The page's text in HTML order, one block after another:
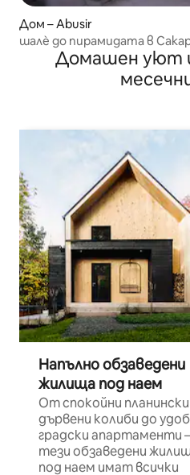
Дом – Abusir
шалѐ до пирамидата в
Домашен уют
Напълно обзаведени
жилища под наем
От спокойни планински
дървени колиби до
градски апартаменти –
тези обзаведени
под наем имат всички